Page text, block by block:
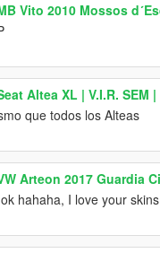
Vito 2010 Mossos
Altea XL | V.I.R. SEM
que todos los Alteas
Arteon 2017 Guardia
hahaha, I love your